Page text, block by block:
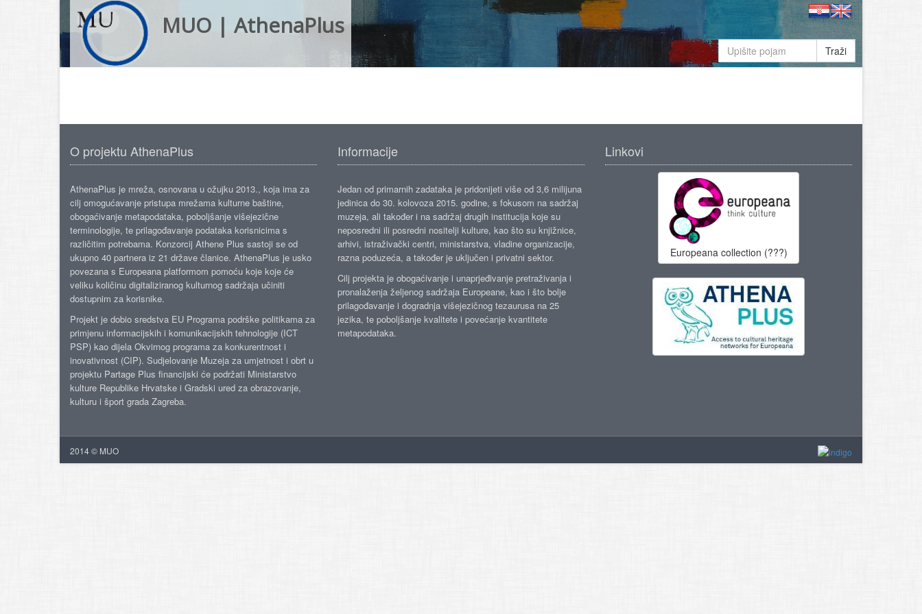
MUO | AthenaPlus
Traži
O projektu AthenaPlus
AthenaPlus je mreža, osnovana u ožujku 2013., koja ima za
cilj omogućavanje pristupa mrežama kulturne baštine,
obogaćivanje metapodataka, poboljšanje višejezične
terminologije, te prilagođavanje podataka korisnicima s
različitim potrebama. Konzorcij Athene Plus sastoji se od
ukupno 40 partnera iz 21 države članice. AthenaPlus je usko
povezana s Europeana platformom pomoću koje koje će
veliku količinu digitaliziranog kulturnog sadržaja učiniti
dostupnim za korisnike.
Projekt je dobio sredstva EU Programa podrške politikama za
primjenu informacijskih i komunikacijskih tehnologije (ICT
PSP) kao dijela Okvirnog programa za konkurentnost i
inovativnost (CIP). Sudjelovanje Muzeja za umjetnost i obrt u
projektu Partage Plus financijski će podržati Ministarstvo
kulture Republike Hrvatske i Gradski ured za obrazovanje,
kulturu i šport grada Zagreba.
Informacije
Jedan od primarnih zadataka je pridonijeti više od 3,6 milijuna
jedinica do 30. kolovoza 2015. godine, s fokusom na sadržaj
muzeja, ali također i na sadržaj drugih institucija koje su
neposredni ili posredni nositelji kulture, kao što su knjižnice,
arhivi, istraživački centri, ministarstva, vladine organizacije,
razna poduzeća, a također je uključen i privatni sektor.
Cilj projekta je obogaćivanje i unaprjeđivanje pretraživanja i
pronalaženja željenog sadržaja Europeane, kao i što bolje
prilagođavanje i dogradnja višejezičnog tezaurusa na 25
jezika, te poboljšanje kvalitete i povećanje kvantitete
metapodataka.
Linkovi
Europeana collection (???)
2014 © MUO